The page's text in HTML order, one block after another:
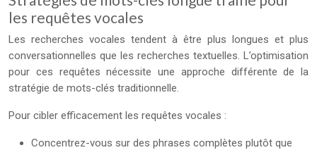
les requêtes vocales
Les recherches vocales tendent à être plus longues et plus
conversationnelles que les recherches textuelles. L’optimisation
pour ces requêtes nécessite une approche différente de la
stratégie de mots-clés traditionnelle.
Pour cibler efficacement les requêtes vocales :
Concentrez-vous sur des phrases complètes plutôt que